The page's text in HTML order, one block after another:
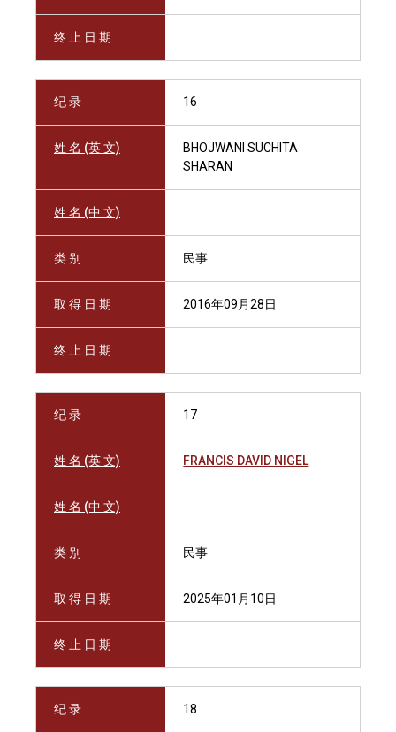
终 止 日 期
纪 录 16
姓 名 (英 文)
BHOJWANI SUCHITA
SHARAN
姓 名 (中 文)
类 别 民事
取 得 日 期 2016年09月28日
终 止 日 期
纪 录 17
姓 名 (英 文) FRANCIS DAVID NIGEL
姓 名 (中 文)
类 别 民事
取 得 日 期 2025年01月10日
终 止 日 期
纪 录 18